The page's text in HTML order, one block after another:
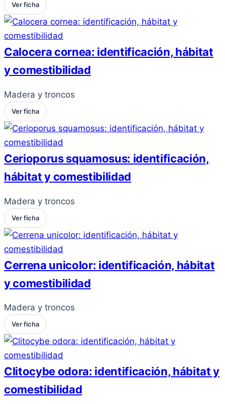
Ver ficha
Calocera cornea: identificación, hábitat
y comestibilidad
Madera y troncos
Ver ficha
Cerioporus squamosus: identificación,
hábitat y comestibilidad
Madera y troncos
Ver ficha
Cerrena unicolor: identificación, hábitat
y comestibilidad
Madera y troncos
Ver ficha
Clitocybe odora: identificación, hábitat y
comestibilidad